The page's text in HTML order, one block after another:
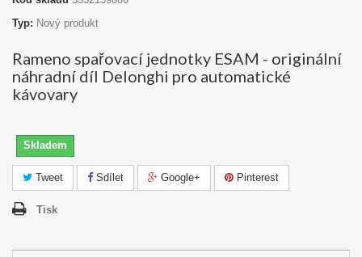
Typ: Nový produkt
Rameno spařovací jednotky ESAM - originální
náhradní díl Delonghi pro automatické
kávovary
Skladem
Tweet Sdílet Google+ Pinterest
Tisk